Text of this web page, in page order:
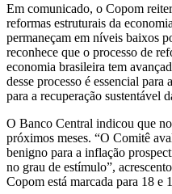
Em comunicado, o Copom
reformas estruturais da
permaneçam em níveis baixos
reconhece que o processo de
economia brasileira tem
desse processo é essencial
para a recuperação sustentável
O Banco Central indicou que
próximos meses. “O Comitê
benigno para a inflação
no grau de estímulo”,
Copom está marcada para 18 e